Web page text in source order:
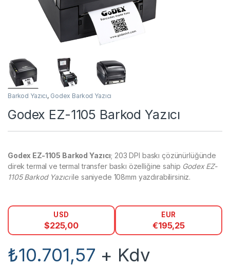
Barkod Yazıcı, Godex Barkod Yazıcı
Godex EZ-1105 Barkod Yazıcı
Godex EZ-1105 Barkod Yazıcı; 203 DPI baskı çözünürlüğünde
direk termal ve termal transfer baskı özelliğine sahip Godex EZ-
1105 Barkod Yazıcıile saniyede 108mm yazdırabilirsiniz.
USD
$225,00
EUR
€195,25
₺10.701,57 + Kdv